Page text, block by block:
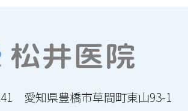
愛知県豊橋市草間町東山93-1